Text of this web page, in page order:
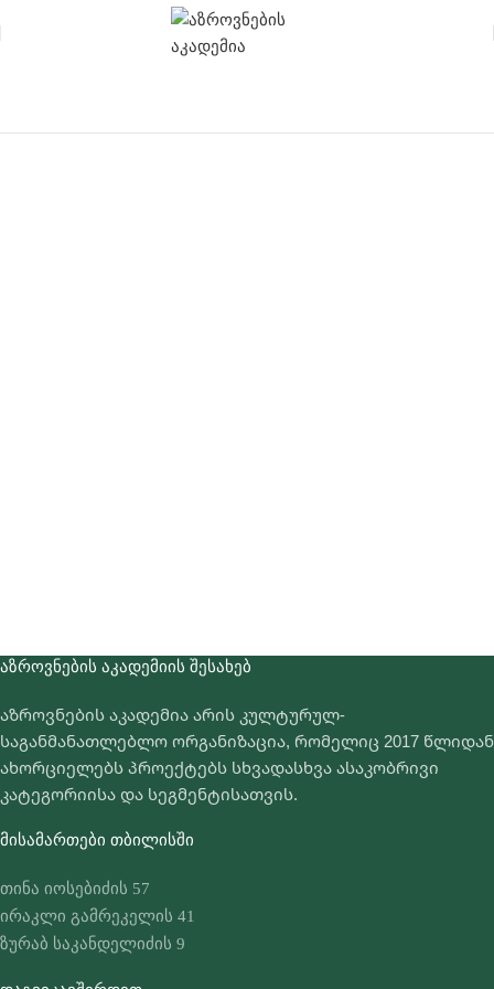
ᲐᲖᲠᲝᲕᲜᲔᲑᲘᲡ ᲐᲙᲐᲓᲔᲛᲘᲘᲡ ᲨᲔᲡᲐᲮᲔᲑ
აზროვნების აკადემია არის კულტურულ-
საგანმანათლებლო ორგანიზაცია, რომელიც 2017 წლიდან
ახორციელებს პროექტებს სხვადასხვა ასაკობრივი
კატეგორიისა და სეგმენტისათვის.
ᲛᲘᲡᲐᲛᲐᲠᲗᲔᲑᲘ ᲗᲑᲘᲚᲘᲡᲨᲘ
თინა იოსებიძის 57
ირაკლი გამრეკელის 41
ზურაბ საკანდელიძის 9